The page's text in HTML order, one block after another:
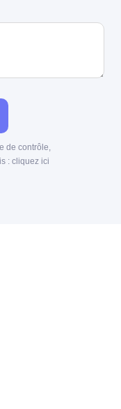
de contrôle,
: cliquez ici